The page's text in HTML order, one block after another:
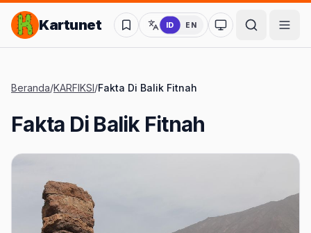
Lompat ke Konten Utama
Kartunet ID EN
Ubah ke mode
Beranda/KARFIKSI/Fakta Di Balik Fitnah
Fakta Di Balik Fitnah